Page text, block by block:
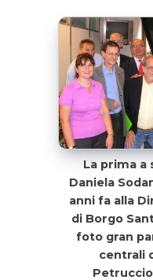
La prima a
Daniela
anni fa alla
di Borgo
foto gran
centrali